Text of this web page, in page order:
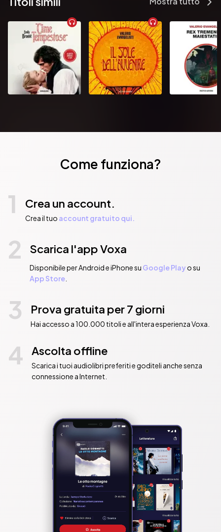
Come funziona?
1 Crea un account.
Crea il tuo account gratuito qui.
2 Scarica l'app Voxa
Disponibile per Android e iPhone su Google Playo su
App Store.
3 Prova gratuita per 7 giorni
Hai accesso a 100.000 titoli e all'intera esperienza Voxa.
4 Ascolta offline
Scarica i tuoi audiolibri preferiti e goditeli anche senza
connessione a Internet.